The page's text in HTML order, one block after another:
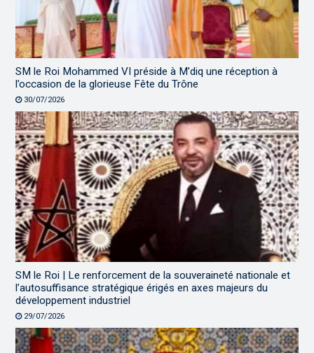
SM le Roi Mohammed VI préside à M’diq une réception à
l’occasion de la glorieuse Fête du Trône
30/07/2026
SM le Roi | Le renforcement de la souveraineté nationale et
l’autosuffisance stratégique érigés en axes majeurs du
développement industriel
29/07/2026